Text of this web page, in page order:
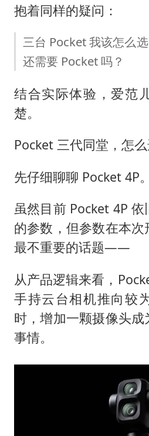
抱着同样的疑问：
三台 Pocket 我该怎么
还需要 Pocket 吗？
结合实际体验，爱范
楚。
Pocket 三代同堂，怎么
先仔细聊聊 Pocket 4P。
虽然目前 Pocket 4P
的参数，但参数在本
最不重要的话题——
从产品逻辑来看，
手持云台相机推向较
时，增加一颗摄像头
事情。